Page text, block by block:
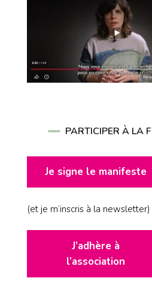
PARTICIPER À LA
Je signe le manifeste
(et je m’inscris à la newsletter)
J’adhère à
l’association